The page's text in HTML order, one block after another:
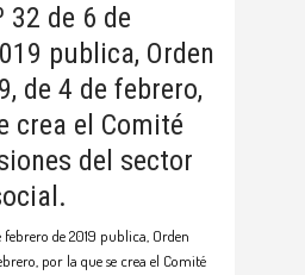
32 de 6 de
publica, Orden
de 4 de febrero,
crea el Comité
del sector
febrero de 2019 publica, Orden
por la que se crea el Comité